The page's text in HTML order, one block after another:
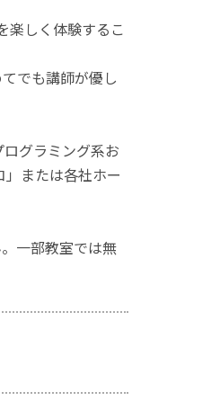
楽しく体験するこ
でも講師が優し
グラミング系お
または各社ホー
一部教室では無